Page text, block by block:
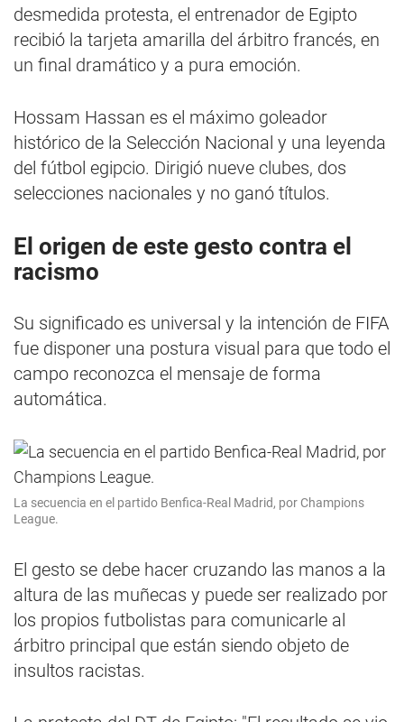
desmedida protesta, el entrenador de Egipto
recibió la tarjeta amarilla del árbitro francés, en
un final dramático y a pura emoción.
Hossam Hassan es el máximo goleador
histórico de la Selección Nacional y una leyenda
del fútbol egipcio. Dirigió nueve clubes, dos
selecciones nacionales y no ganó títulos.
El origen de este gesto contra el
racismo
Su significado es universal y la intención de FIFA
fue disponer una postura visual para que todo el
campo reconozca el mensaje de forma
automática.
La secuencia en el partido Benfica-Real Madrid, por Champions
League.
El gesto se debe hacer cruzando las manos a la
altura de las muñecas y puede ser realizado por
los propios futbolistas para comunicarle al
árbitro principal que están siendo objeto de
insultos racistas.